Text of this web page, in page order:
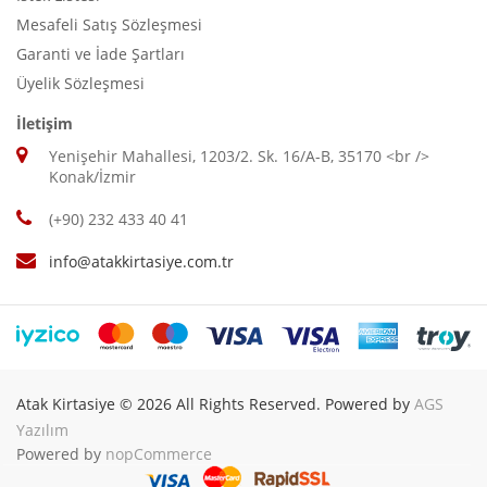
Mesafeli Satış Sözleşmesi
Garanti ve İade Şartları
Üyelik Sözleşmesi
İletişim
Yenişehir Mahallesi, 1203/2. Sk. 16/A-B, 35170 <br />
Konak/İzmir
(+90) 232 433 40 41
info@atakkirtasiye.com.tr
Atak Kirtasiye © 2026 All Rights Reserved. Powered by AGS
Yazılım
Powered by nopCommerce